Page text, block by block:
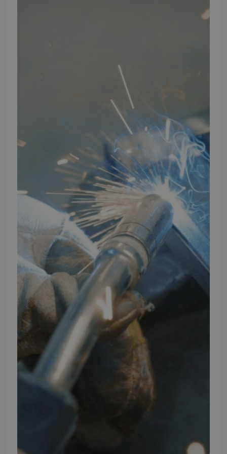
Salgs- og leveringsbetingelser
Vores brands
09:00 - 16:00
09:00 - 15:30
Lukket
FØLG TMP
Facebook
Youtube
TMP BRAND SHOPS